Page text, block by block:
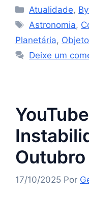
Categorias
Atualidade,
Tags
Astronomia,
Planetária,
Deixe um
17/10/2025 Por